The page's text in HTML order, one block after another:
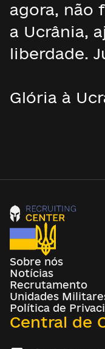
agora, não
a Ucrânia,
liberdade.
Glória à
Sobre nós
Notícias
Recrutamento
Unidades
Política de
Central de